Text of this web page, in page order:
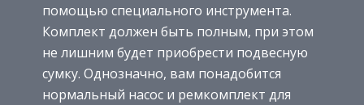
помощью специального инструмента.
Комплект должен быть полным, при этом
не лишним будет приобрести подвесную
сумку. Однозначно, вам понадобится
нормальный насос и ремкомплект для